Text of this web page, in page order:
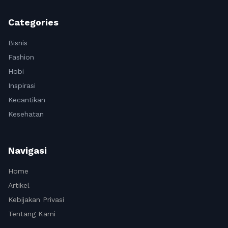
Categories
Bisnis
Fashion
Hobi
Inspirasi
Kecantikan
Kesehatan
Navigasi
Home
Artikel
Kebijakan Privasi
Tentang Kami